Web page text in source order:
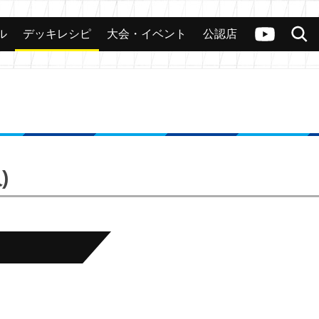
ヴァンガードch
検索
カード 大会 公認店舗 その他
デッキレシピ 大会・イベント 公認店